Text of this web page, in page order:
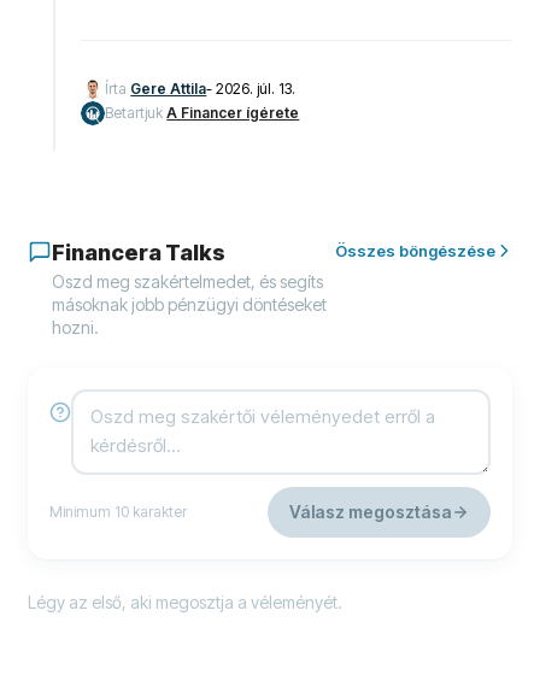
Írta Gere Attila-2026. júl. 13.
Betartjuk A Financer ígérete
Financera Talks
Oszd meg szakértelmedet, és segíts
másoknak jobb pénzügyi döntéseket
hozni.
Összes böngészése
Minimum 10 karakter Válasz megosztása
Légy az első, aki megosztja a véleményét.